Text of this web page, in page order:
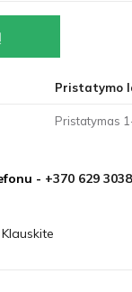
Pristatymo
Pristatymas
- +370 629
Klauskite